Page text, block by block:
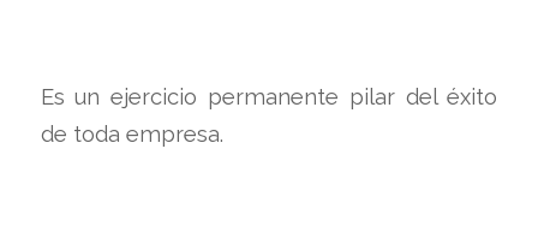
Es un ejercicio permanente pilar del éxito
de toda empresa.